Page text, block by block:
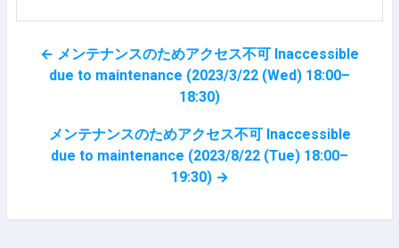
← メンテナンスのためアクセス不可 Inaccessible
due to maintenance (2023/3/22 (Wed) 18:00–
18:30)
メンテナンスのためアクセス不可 Inaccessible
due to maintenance (2023/8/22 (Tue) 18:00–
19:30) →